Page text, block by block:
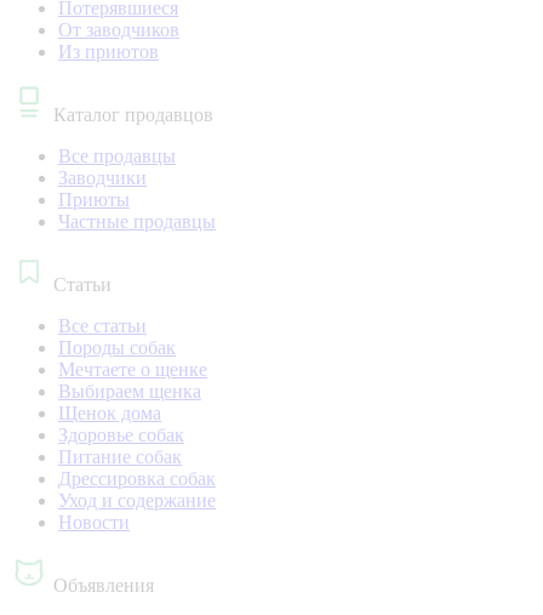
Потерявшиеся
От заводчиков
Из приютов
Каталог продавцов
Все продавцы
Заводчики
Приюты
Частные продавцы
Статьи
Все статьи
Породы собак
Мечтаете о щенке
Выбираем щенка
Щенок дома
Здоровье собак
Питание собак
Дрессировка собак
Уход и содержание
Новости
Объявления